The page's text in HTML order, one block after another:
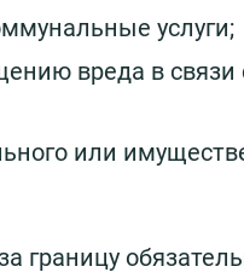
услуги;
вреда в
или
границу